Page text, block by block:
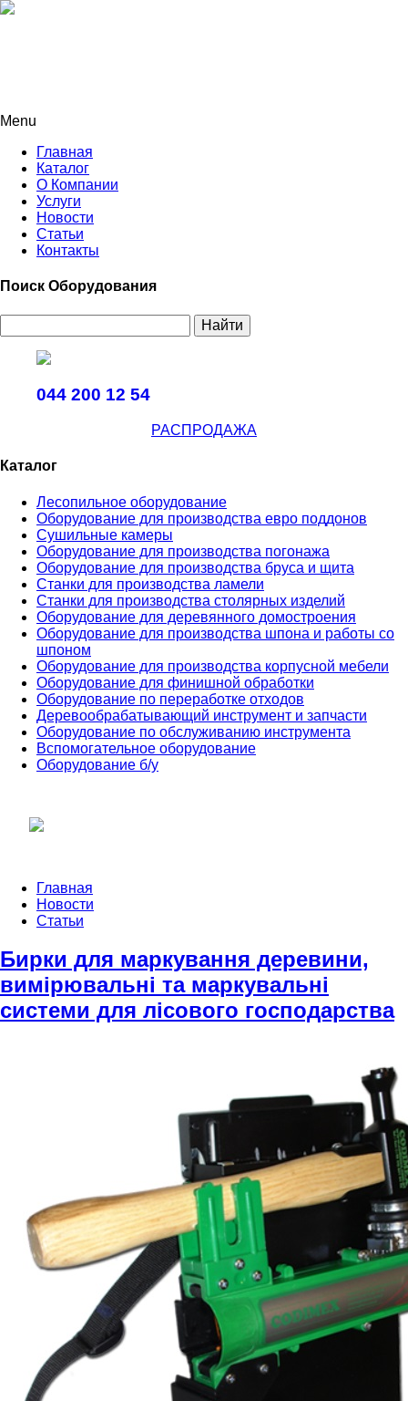
Menu
Главная
Каталог
О Компании
Услуги
Новости
Статьи
Контакты
Поиск Оборудования
Найти
044 200 12 54
РАСПРОДАЖА
Каталог
Лесопильное оборудование
Оборудование для производства евро поддонов
Сушильные камеры
Оборудование для производства погонажа
Оборудование для производства бруса и щита
Станки для производства ламели
Станки для производства столярных изделий
Оборудование для деревянного домостроения
Оборудование для производства шпона и работы со
шпоном
Оборудование для производства корпусной мебели
Оборудование для финишной обработки
Оборудование по переработке отходов
Деревообрабатывающий инструмент и запчасти
Оборудование по обслуживанию инструмента
Вспомогательное оборудование
Оборудование б/у
Главная
Новости
Статьи
Бирки для маркування деревини,
вимірювальні та маркувальні
системи для лісового господарства